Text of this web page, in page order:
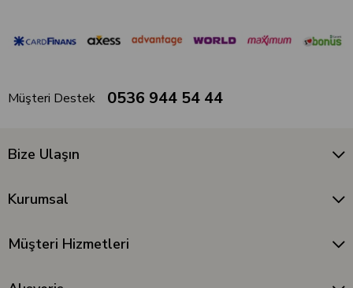
Müşteri Destek 0536 944 54 44
Bize Ulaşın
Kurumsal
Müşteri Hizmetleri